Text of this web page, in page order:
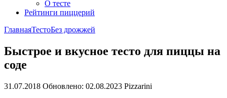
О тесте
Рейтинги пиццерий
ГлавнаяТестоБез дрожжей
Быстрое и вкусное тесто для пиццы на
соде
31.07.2018 Обновлено: 02.08.2023 Pizzarini